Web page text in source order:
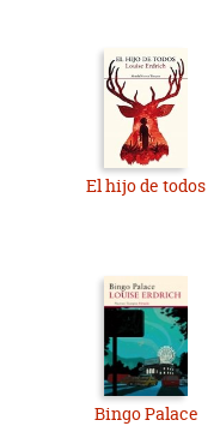
El hijo de todos
Bingo Palace